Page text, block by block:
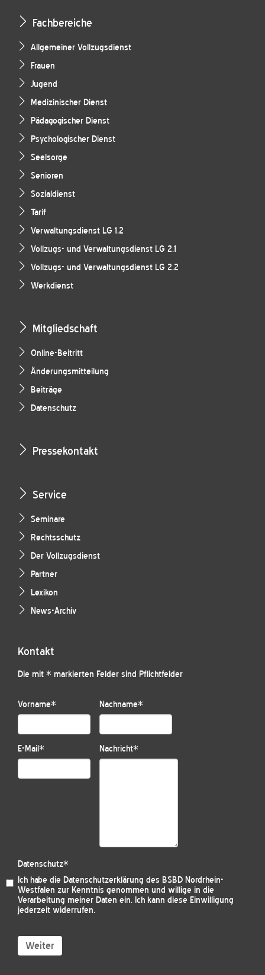
Fachbereiche
Allgemeiner Vollzugsdienst
Frauen
Jugend
Medizinischer Dienst
Pädagogischer Dienst
Psychologischer Dienst
Seelsorge
Senioren
Sozialdienst
Tarif
Verwaltungsdienst LG 1.2
Vollzugs- und Verwaltungsdienst LG 2.1
Vollzugs- und Verwaltungsdienst LG 2.2
Werkdienst
Mitgliedschaft
Online-Beitritt
Änderungsmitteilung
Beiträge
Datenschutz
Pressekontakt
Service
Seminare
Rechtsschutz
Der Vollzugsdienst
Partner
Lexikon
News-Archiv
Kontakt
Die mit * markierten Felder sind Pflichtfelder
Vorname* Nachname*
E-Mail* Nachricht*
Datenschutz*
Ich habe die Datenschutzerklärung des BSBD Nordrhein-
Westfalen zur Kenntnis genommen und willige in die
Verarbeitung meiner Daten ein. Ich kann diese Einwilligung
jederzeit widerrufen.
Weiter